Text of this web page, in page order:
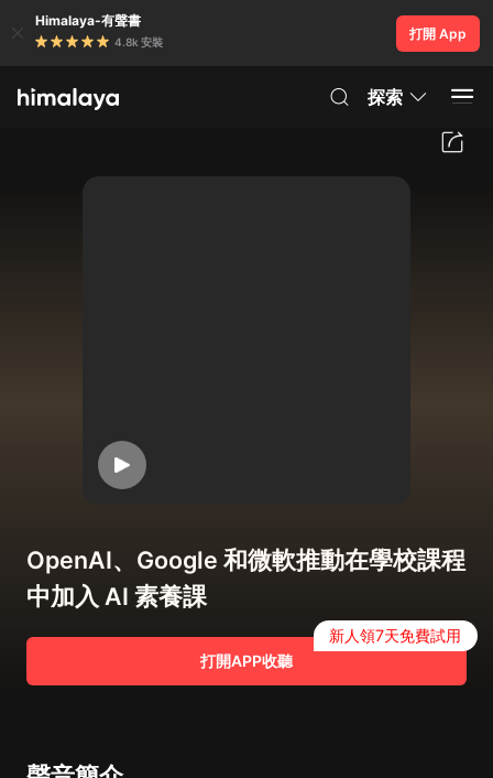
Himalaya-有聲書
4.8k 安裝
打開 App
探索
OpenAI、Google 和微軟推動在學校課程
中加入 AI 素養課
打開APP收聽
新人領7天免費試用